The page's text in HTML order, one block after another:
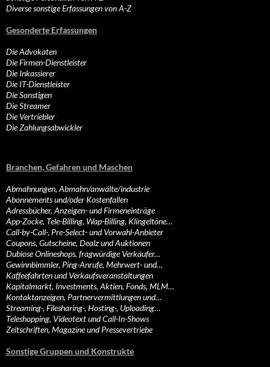
Diverse sonstige Erfassungen von A-Z
Gesonderte Erfassungen
Die Advokaten
Die Firmen-Dienstleister
Die Inkassierer
Die IT-Dienstleister
Die Sonstigen
Die Streamer
Die Vertriebler
Die Zahlungsabwickler
Branchen, Gefahren und Maschen
Abmahnungen, Abmahn/anwälte/industrie
Abonnements und/oder Kostenfallen
Adressbücher, Anzeigen- und Firmeneinträge
App-Zocke, Tele-Billing, Wap-Billing, Klingeltöne…
Call-by-Call-, Pre-Select- und Vorwahl-Anbieter
Coupons, Gutscheine, Dealz und Auktionen
Dubiose Onlineshops, fragwürdige Verkäufer…
Gewinnbimmler, Ping-Anrufe, Mehrwert- und…
Kaffeefahrten und Verkaufsveranstaltungen
Kapitalmarkt, Investments, Aktien, Fonds, MLM…
Kontaktanzeigen, Partnervermittlungen und…
Streaming-, Filesharing-, Hosting-, Uploading…
Teleshopping, Videotext und Call-In-Shows
Zeitschriften, Magazine und Pressevertriebe
Sonstige Gruppen und Konstrukte